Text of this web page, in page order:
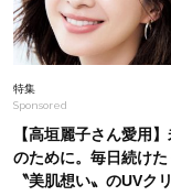
を
女
現
た
特集
Sponsored
【高垣麗子さん愛用
のために。毎日続けた
〝美肌想い〟のUVク